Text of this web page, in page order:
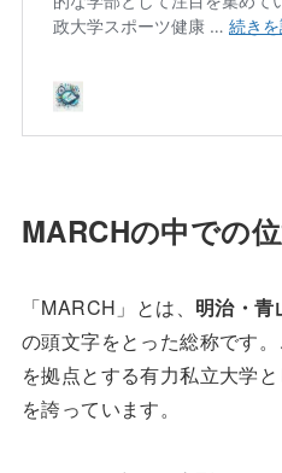
MARCHの中での
「MARCH」とは、 明治・青
の頭文字をとった総称です
を拠点とする有力私立大学
を誇っています。